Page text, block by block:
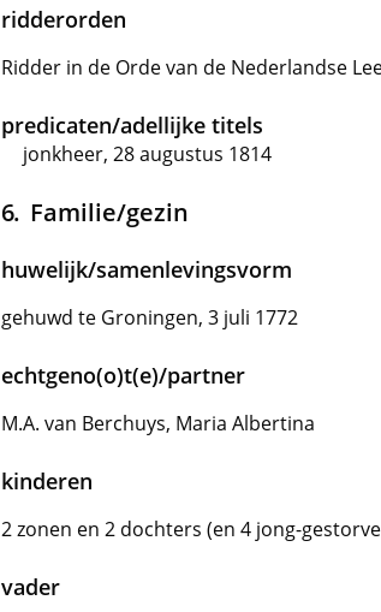
ridderorden
Ridder in de Orde van de Nederlandse
predicaten/adellijke titels
jonkheer, 28 augustus 1814
Familie/gezin
huwelijk/samenlevingsvorm
gehuwd te Groningen, 3 juli 1772
echtgeno(o)t(e)/partner
M.A. van Berchuys, Maria Albertina
kinderen
2 zonen en 2 dochters (en 4 jong-
vader